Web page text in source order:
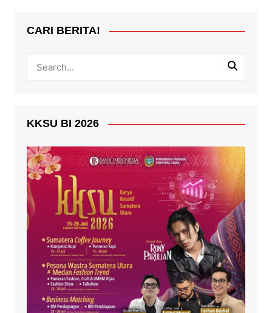
CARI BERITA!
KKSU BI 2026